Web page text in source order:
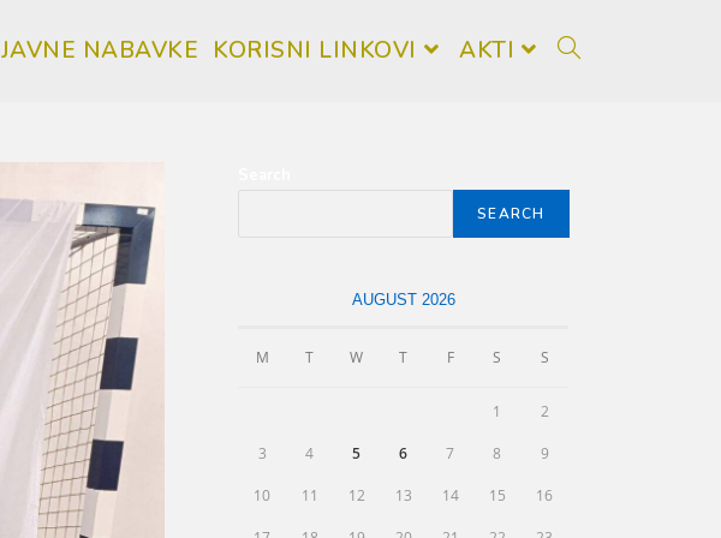
JAVNE NABAVKE KORISNI LINKOVI AKTI
SEARCH
AUGUST 2026
M T W T F S S
1 2
3 4 5 6 7 8 9
10 11 12 13 14 15 16